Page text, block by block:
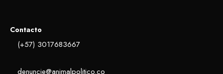
Contacto
(+57) 3017683667
denuncie@animalpolitico.co